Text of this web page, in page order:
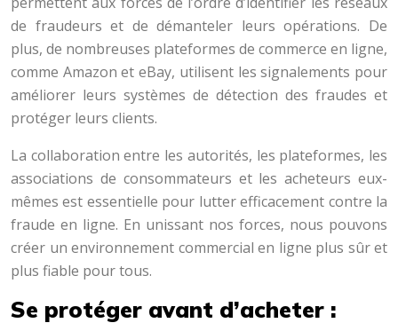
de fraudeurs et de démanteler leurs opérations. De
plus, de nombreuses plateformes de commerce en ligne,
comme Amazon et eBay, utilisent les signalements pour
améliorer leurs systèmes de détection des fraudes et
protéger leurs clients.
La collaboration entre les autorités, les plateformes, les
associations de consommateurs et les acheteurs eux-
mêmes est essentielle pour lutter efficacement contre la
fraude en ligne. En unissant nos forces, nous pouvons
créer un environnement commercial en ligne plus sûr et
plus fiable pour tous.
Se protéger avant d’acheter :